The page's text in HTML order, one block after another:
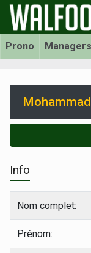
Prono
Info
Nom complet:
Prénom: